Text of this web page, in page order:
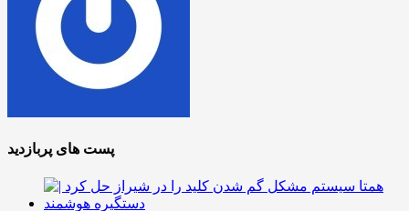
پست های پربازدید